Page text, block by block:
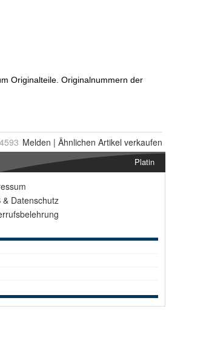
Melden | Ähnlichen Artikel verkaufen
Platin
& Datenschutz